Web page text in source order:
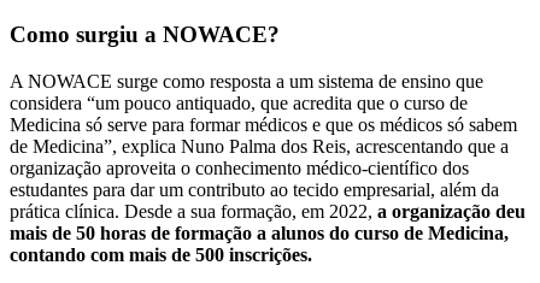
Como surgiu a NOWACE?
A NOWACE surge como resposta a um sistema de ensino que
considera “um pouco antiquado, que acredita que o curso de
Medicina só serve para formar médicos e que os médicos só sabem
de Medicina”, explica Nuno Palma dos Reis, acrescentando que a
organização aproveita o conhecimento médico-científico dos
estudantes para dar um contributo ao tecido empresarial, além da
prática clínica. Desde a sua formação, em 2022, a organização deu
mais de 50 horas de formação a alunos do curso de Medicina,
contando com mais de 500 inscrições.